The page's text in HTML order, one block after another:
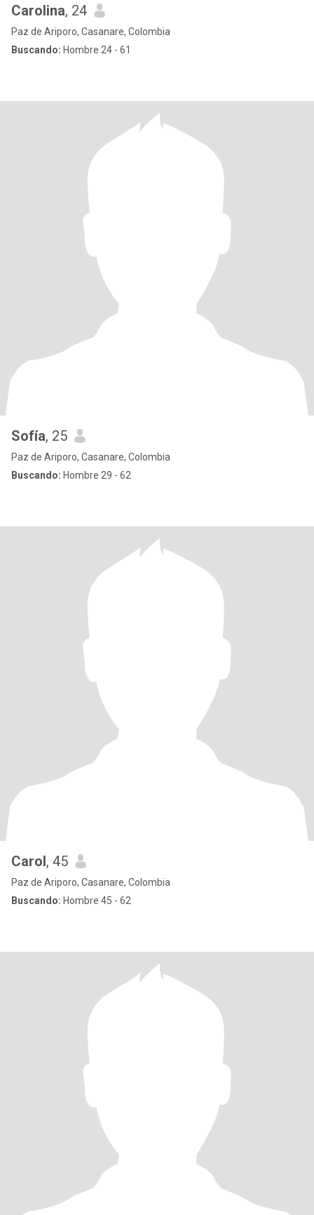
Carolina, 24
Paz de Ariporo, Casanare, Colombia
Buscando: Hombre 24 - 61
Sofía, 25
Paz de Ariporo, Casanare, Colombia
Buscando: Hombre 29 - 62
Carol, 45
Paz de Ariporo, Casanare, Colombia
Buscando: Hombre 45 - 62